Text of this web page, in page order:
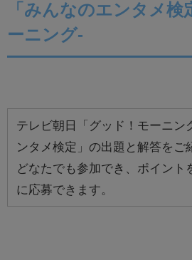
「みんなのエンタメ
ーニング-
テレビ朝日「グッド！モーニン
ンタメ検定」の出題と解答をご
どなたでも参加でき、ポイント
に応募できます。